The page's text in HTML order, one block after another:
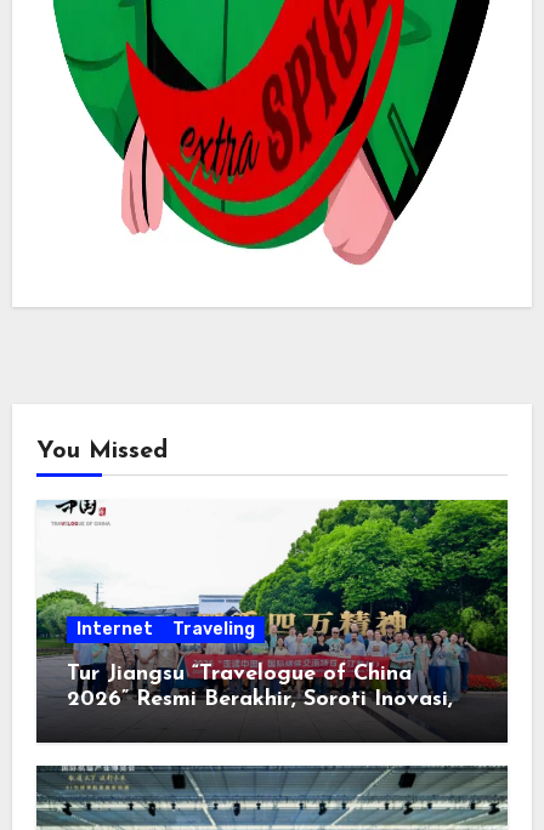
You Missed
Internet Traveling
Tur Jiangsu “Travelogue of China
2026” Resmi Berakhir, Soroti Inovasi,
Keterbukaan, dan Pembangunan
Berorientasi pada Masyarakat